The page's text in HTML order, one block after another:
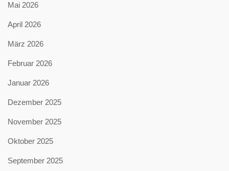
Mai 2026
April 2026
März 2026
Februar 2026
Januar 2026
Dezember 2025
November 2025
Oktober 2025
September 2025